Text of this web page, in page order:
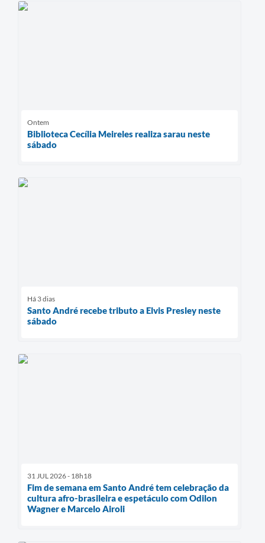
Ontem
Biblioteca Cecília Meireles realiza sarau neste
sábado
Há 3 dias
Santo André recebe tributo a Elvis Presley neste
sábado
31 JUL 2026 - 18h18
Fim de semana em Santo André tem celebração da
cultura afro-brasileira e espetáculo com Odilon
Wagner e Marcelo Airoli